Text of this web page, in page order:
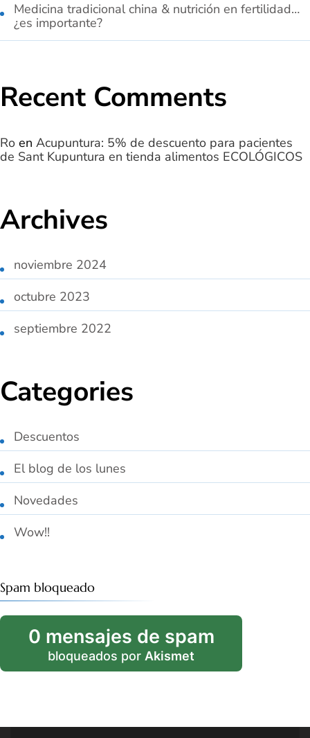
Medicina tradicional china & nutrición en fertilidad…
¿es importante?
Recent Comments
Ro en Acupuntura: 5% de descuento para pacientes
de Sant Kupuntura en tienda alimentos ECOLÓGICOS
Archives
noviembre 2024
octubre 2023
septiembre 2022
Categories
Descuentos
El blog de los lunes
Novedades
Wow!!
Spam bloqueado
0 mensajes de spam
bloqueados por Akismet